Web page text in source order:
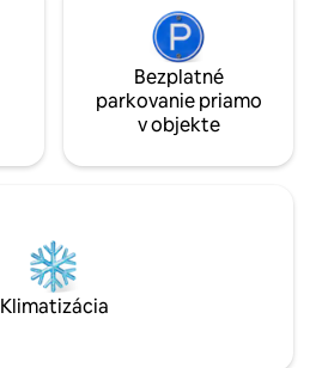
Bezplatné
parkovanie priamo
v objekte
Klimatizácia